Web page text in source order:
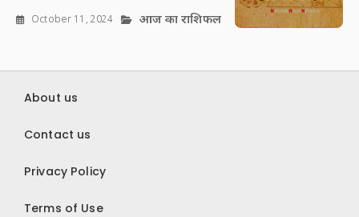
October 11, 2024 आज का राशिफल
About us
Contact us
Privacy Policy
Terms of Use